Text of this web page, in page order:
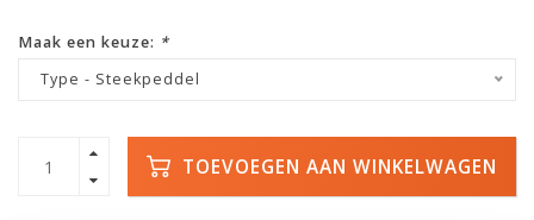
Maak een keuze: *
Type - Steekpeddel
TOEVOEGEN AAN WINKELWAGEN